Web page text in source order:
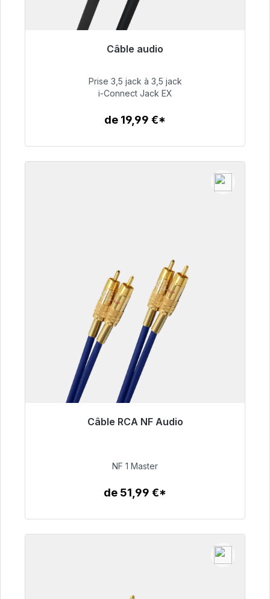
Câble audio
51,99 €
Prise 3,5 jack à 3,5 jack
i-Connect Jack EX
de 19,99 €*
Câble RCA NF Audio
99,00 €
NF 1 Master
de 51,99 €*